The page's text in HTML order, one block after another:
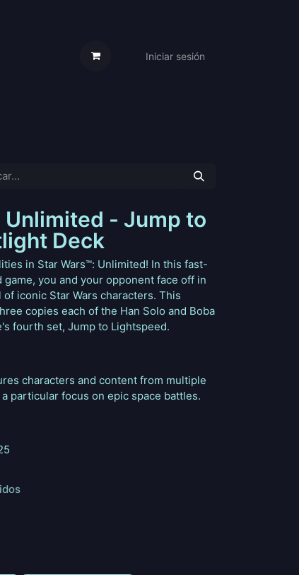
Iniciar sesión
Unlimited - Jump to
Deck
in Star Wars™: Unlimited! In this fast-
you and your opponent face off in
iconic Star Wars characters. This
copies each of the Han Solo and Boba
fourth set, Jump to Lightspeed.
characters and content from multiple
particular focus on epic space battles.